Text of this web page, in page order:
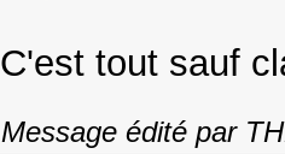
C'est tout sauf
Message édité par